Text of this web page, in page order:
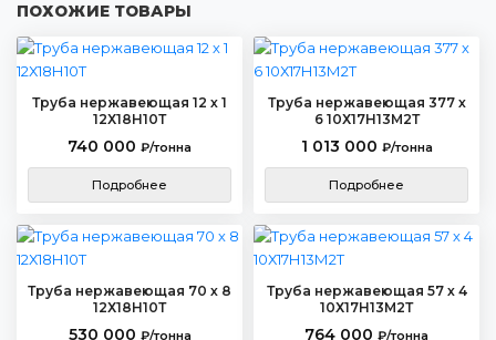
ПОХОЖИЕ ТОВАРЫ
Труба нержавеющая 12 х 1
12Х18Н10Т
740 000 ₽/тонна
Подробнее
Труба нержавеющая 377 х
6 10Х17Н13М2Т
1 013 000 ₽/тонна
Подробнее
Труба нержавеющая 70 х 8
12Х18Н10Т
530 000 ₽/тонна
Труба нержавеющая 57 х 4
10Х17Н13М2Т
764 000 ₽/тонна